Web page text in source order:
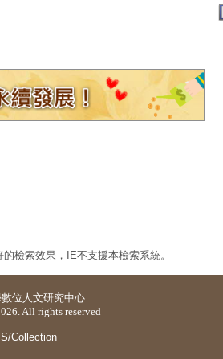
檢索效果，IE不支援本檢索系統。
位人文研究中心
All rights reserved
Collection